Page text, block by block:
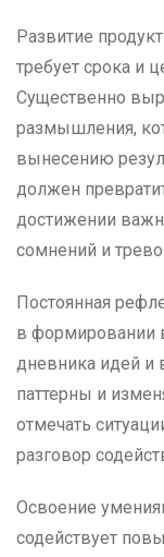
Развитие
требует срока и
Существенно
размышления,
вынесению
должен
достижении
сомнений и
Постоянная
в формировании
дневника идей и
паттерны и
отмечать
разговор
Освоение
содействует